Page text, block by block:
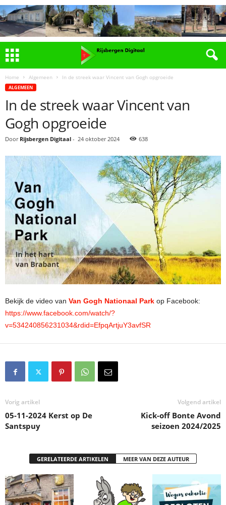
Home Algemeen In de streek waar Vincent van Gogh opgroeide
ALGEMEEN
In de streek waar Vincent van
Gogh opgroeide
Door Rijsbergen Digitaal - 24 oktober 2024 638
Bekijk de video van Van Gogh Nationaal Park op Facebook:
https://www.facebook.com/watch/?
v=534240856231034&rdid=EfpqArtjuY3avfSR
Vorig artikel
05-11-2024 Kerst op De
Santspuy
Volgend artikel
Kick-off Bonte Avond
seizoen 2024/2025
GERELATEERDE ARTIKELEN MEER VAN DEZE AUTEUR